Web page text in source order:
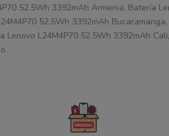
52.5Wh 3392mAh Armenia, Batería
52.5Wh 3392mAh
L24M4P70 52.5Wh 3392mAh